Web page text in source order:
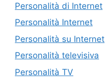
Personalità di Internet
Personalità Internet
Personalità su Internet
Personalità televisiva
Personalità TV